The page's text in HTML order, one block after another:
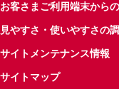
お客さまご利用端末から
見やすさ・使いやすさの
サイトメンテナンス情報
サイトマップ